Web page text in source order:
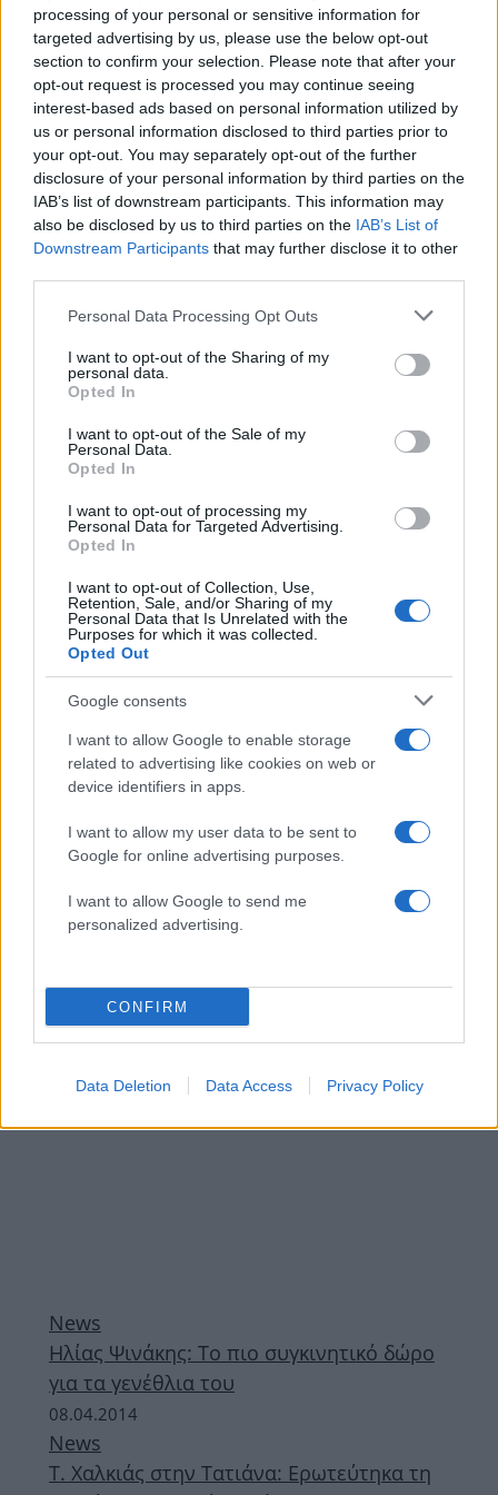
processing of your personal or sensitive information for
targeted advertising by us, please use the below opt-out
section to confirm your selection. Please note that after your
opt-out request is processed you may continue seeing
interest-based ads based on personal information utilized by
us or personal information disclosed to third parties prior to
your opt-out. You may separately opt-out of the further
disclosure of your personal information by third parties on the
IAB’s list of downstream participants. This information may
also be disclosed by us to third parties on the IAB’s List of
Downstream Participants that may further disclose it to other
Please note that this website/app uses one or more Google
not limited to your visit or usage behaviour. You may click to
grant or deny consent to Google and its third-party tags to
use your data for below specified purposes in below Google
consent section.
Personal Data Processing Opt Outs
I want to opt-out of the Sharing of my
personal data.
Opted In
I want to opt-out of the Sale of my
Personal Data.
Opted In
I want to opt-out of processing my
Personal Data for Targeted Advertising.
Opted In
I want to opt-out of Collection, Use,
Retention, Sale, and/or Sharing of my
Personal Data that Is Unrelated with the
Purposes for which it was collected.
Opted Out
Google consents
I want to allow Google to enable storage
related to advertising like cookies on web or
device identifiers in apps.
I want to allow my user data to be sent to
Google for online advertising purposes.
I want to allow Google to send me
personalized advertising.
CONFIRM
Data Deletion Data Access Privacy Policy
News
σκάνδαλο στη συναυλία Ρουβά
21.10.2014
News
Ηλίας Ψινάκης: Πάντρεψε ζευγάρι στο
δικά μας οι λεύτερες”
24.09.2014
News
Γιάννης Μπουτάρης: Η επανεκλογή του,
τα 50 χρόνια αφοσίωσης στη γυναίκα του
και η Βιεννέζα σύντροφός του!
26.05.2014
News
Μαρία Κακαλή: Η 27χρονη μανούλα που
εκλέχθηκε δήμαρχος στον Αη Στράτη
19.05.2014
News
Ο Άρης Σπηλιωτόπουλος μιλάει στην
Τατιάνα για την υποψηφιότητά του στον
ΔΙΑΦΗΜΙΣΗ
News
Ηλίας Ψινάκης: Το πιο συγκινητικό δώρο
για τα γενέθλια του
08.04.2014
News
Τ. Χαλκιάς στην Τατιάνα: Ερωτεύτηκα τη